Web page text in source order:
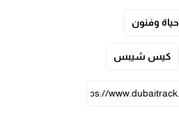
حياة وفنون
كيس شيبس